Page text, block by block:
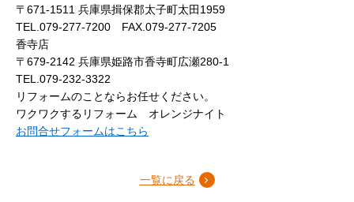
〒671-1511 兵庫県揖保郡太子町太田1959
TEL.079-277-7200 FAX.079-277-7205
香寺店
〒679-2142 兵庫県姫路市香寺町広瀬280-1
TEL.079-232-3322
リフォームのことならお任せください。
ワクワクするリフォーム オレンジナイト
お問合せフォームはこちら
一覧に戻る